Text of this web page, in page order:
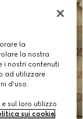
la
la nostra
i nostri contenuti
ad utilizzare
d'uso.
sul loro utilizzo
sui cookie